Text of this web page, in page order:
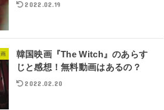
2022.02.19
韓国映画『The Witch』のあらす
じと感想！無料動画はあるの？
2022.02.20